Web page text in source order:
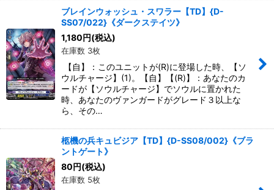
ブレインウォッシュ・スワラー【TD】{D-
SS07/022}《ダークステイツ》
1,180円(税込)
在庫数 3枚
【自】：このユニットが(R)に登場した時、【ソ
ウルチャージ】(1)。【自】【(R)】：あなたのカ
ードが【ソウルチャージ】でソウルに置かれた
時、あなたのヴァンガードがグレード３以上な
ら、その…
柩機の兵キュビジア【TD】{D-SS08/002}《ブラ
ントゲート》
80円(税込)
在庫数 5枚